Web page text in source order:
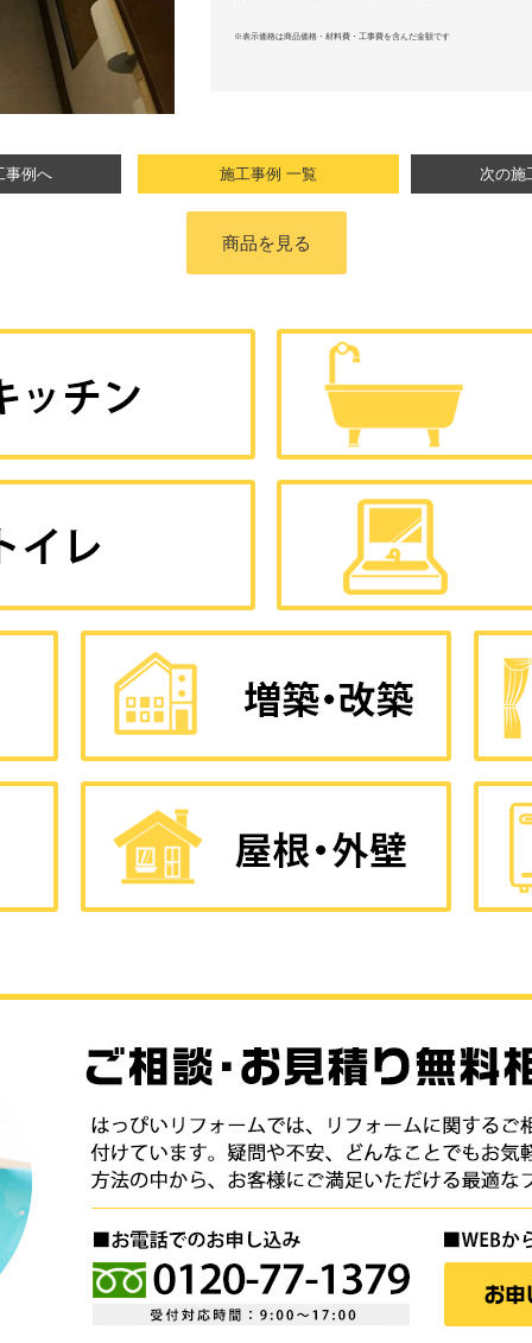
※表示価格は商品価格・材料費・工事費を含んだ金額です
例へ 施工事例 一覧 次の
商品を見る